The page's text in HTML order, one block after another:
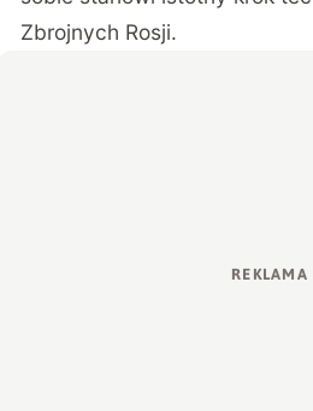
Zbrojnych Rosji.